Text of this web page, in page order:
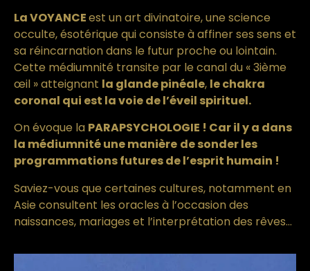
La VOYANCEest un art divinatoire, une science
occulte, ésotérique qui consiste à affiner ses sens et
sa réincarnation dans le futur proche ou lointain.
Cette médiumnité transite par le canal du « 3ième
œil » atteignant la glande pinéale, le chakra
coronal qui est la voie de l’éveil spirituel.
On évoque la PARAPSYCHOLOGIE ! Car il y a dans
la médiumnité une manière de sonder les
programmations futures de l’esprit humain !
Saviez-vous que certaines cultures, notamment en
Asie consultent les oracles à l’occasion des
naissances, mariages et l’interprétation des rêves…